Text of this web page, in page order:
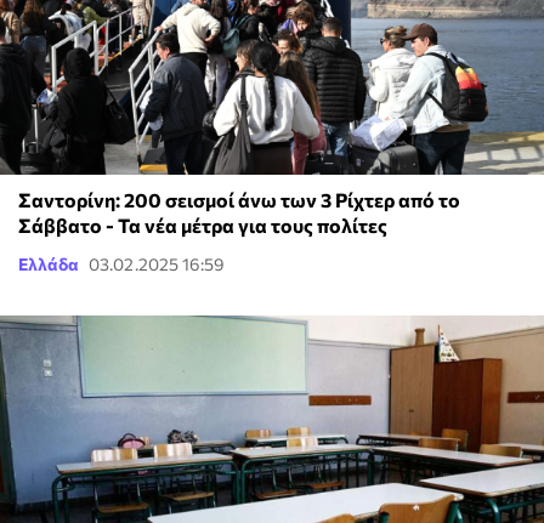
Σαντορίνη: 200 σεισμοί άνω των 3 Ρίχτερ από το
Σάββατο - Τα νέα μέτρα για τους πολίτες
Ελλάδα 03.02.2025 16:59